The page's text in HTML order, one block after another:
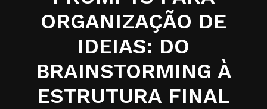
ORGANIZAÇÃO DE
IDEIAS: DO
BRAINSTORMING À
ESTRUTURA FINAL